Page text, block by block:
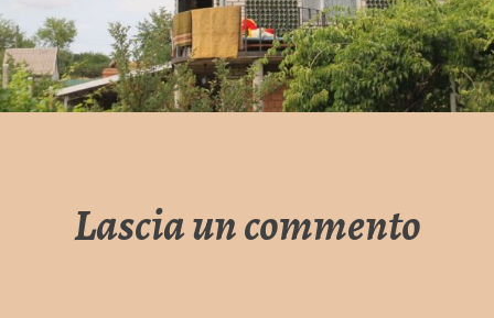
Lascia un commento